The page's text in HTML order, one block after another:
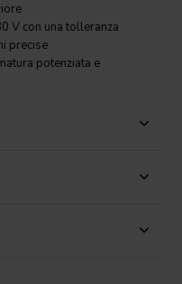
V con una tolleranza
precise
potenziata e
in lamina di
il meglio, l’Audio Note